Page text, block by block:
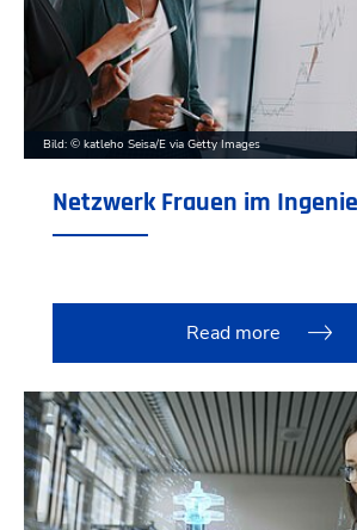
Bild: © katleho Seisa/E via Getty Images
Netzwerk Frauen im
Read more